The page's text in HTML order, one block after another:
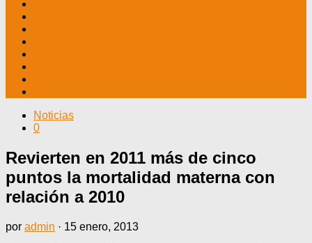
Noticias
0
Revierten en 2011 más de cinco
puntos la mortalidad materna con
relación a 2010
por admin · 15 enero, 2013